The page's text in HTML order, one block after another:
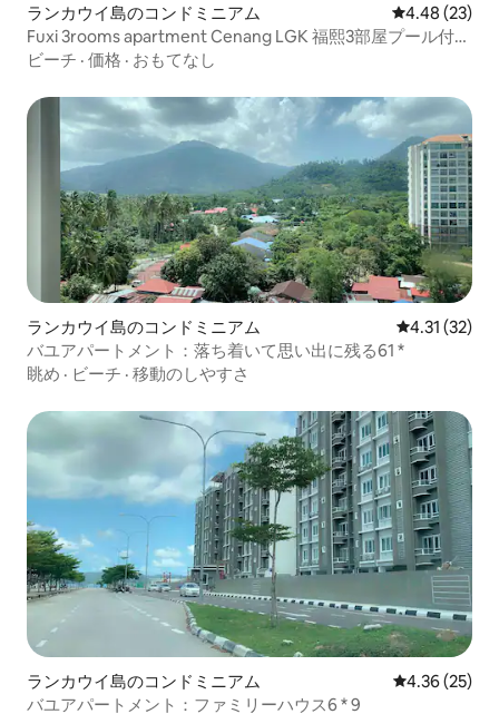
ランカウイ島のコンドミニアム レビュー23
4.48 (23)
Fuxi 3rooms apartment Cenang LGK 福熙3部屋プール付き
マンション珍南海滩ランカウイ
ビーチ · 価格 · おもてなし
ランカウイ島のコンドミニアム レビュー32
4.31 (32)
バユアパートメント：落ち着いて思い出に残る61 *
眺め · ビーチ · 移動のしやすさ
ランカウイ島のコンドミニアム レビュー25
4.36 (25)
バユアパートメント：ファミリーハウス6 * 9